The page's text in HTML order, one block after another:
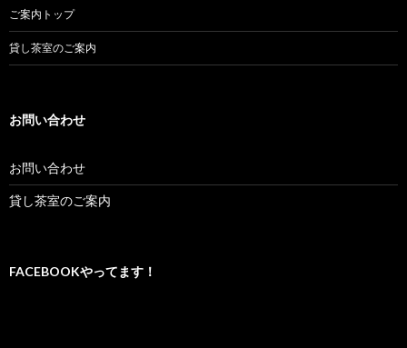
シ
ョ
ご案内トップ
貸し茶室のご案内
お問い合わせ
お問い合わせ
貸し茶室のご案内
FACEBOOKやってます！